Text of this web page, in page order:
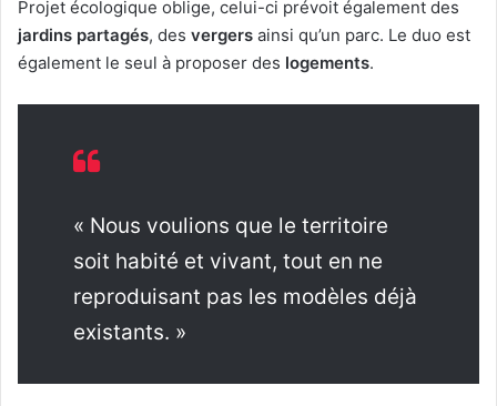
Projet écologique oblige, celui-ci prévoit également des
jardins partagés, des vergers ainsi qu’un parc. Le duo est
également le seul à proposer des logements.
« Nous voulions que le territoire
soit habité et vivant, tout en ne
reproduisant pas les modèles déjà
existants. »